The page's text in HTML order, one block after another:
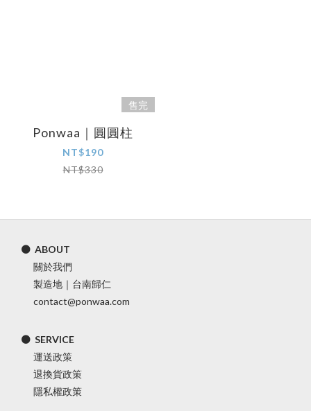
售完
Ponwaa｜圓圓柱
NT$190
NT$330
⚫ ABOUT
關於我們
製造地｜台南歸仁
contact@ponwaa.com
⚫ SERVICE
運送政策
退換貨政策
隱私權政策